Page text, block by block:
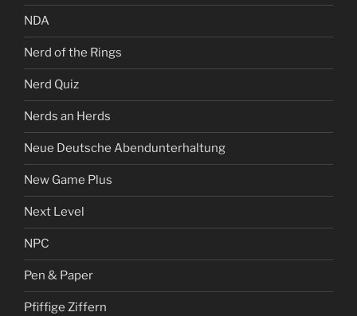
NDA
Nerd of the Rings
Nerd Quiz
Nerds an Herds
Neue Deutsche Abendunterhaltung
New Game Plus
Next Level
NPC
Pen & Paper
Pfiffige Ziffern